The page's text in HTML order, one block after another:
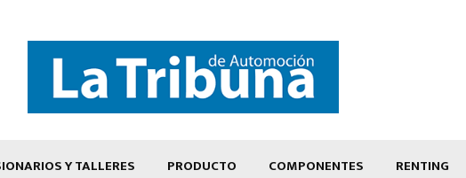
Y TALLERES PRODUCTO COMPONENTES RENTING